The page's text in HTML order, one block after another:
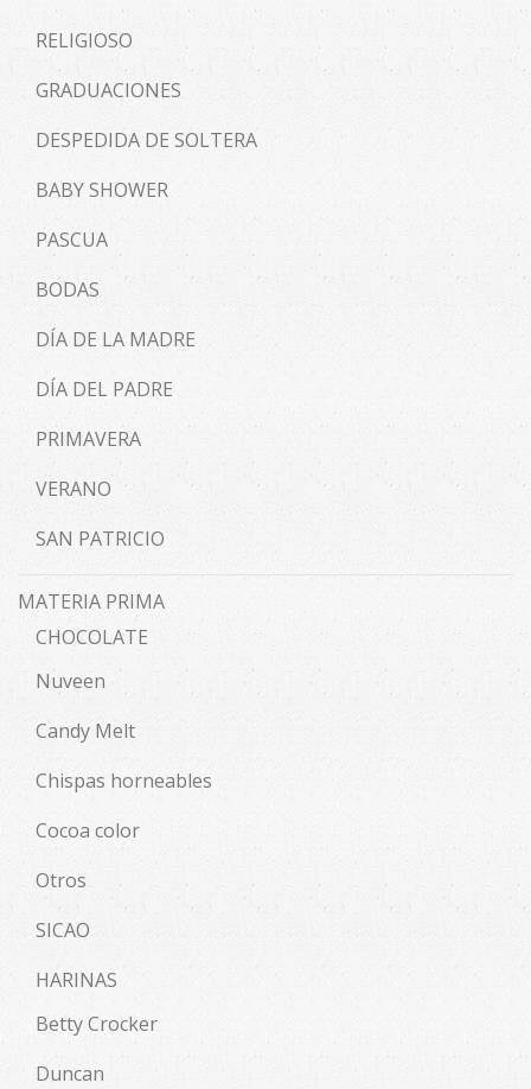
RELIGIOSO
GRADUACIONES
DESPEDIDA DE SOLTERA
BABY SHOWER
PASCUA
BODAS
DÍA DE LA MADRE
DÍA DEL PADRE
PRIMAVERA
VERANO
SAN PATRICIO
MATERIA PRIMA
CHOCOLATE
Nuveen
Candy Melt
Chispas horneables
Cocoa color
Otros
SICAO
HARINAS
Betty Crocker
Duncan